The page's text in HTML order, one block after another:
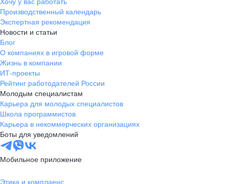
Производственный календарь
Экспертная рекомендация
Новости и статьи
Блог
О компаниях в игровой форме
Жизнь в компании
ИТ-проекты
Рейтинг работодателей России
Молодым специалистам
Карьера для молодых специалистов
Школа программистов
Карьера в некоммерческих организациях
Боты для уведомлений
Мобильное приложение
Этика и комплаенс